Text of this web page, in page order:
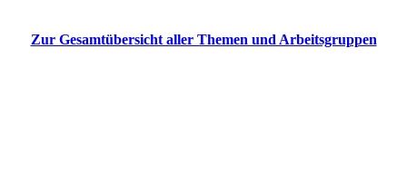
Zur Gesamtübersicht aller Themen und Arbeitsgruppen